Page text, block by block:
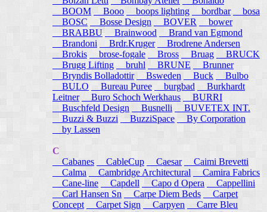
BOOM
Booo boops lighting bordbar
bosa
BOSC
Bosse Design BOVER
bower
BRABBU
Brainwood
Brand van Egmond
Brandoni
Brdr.Kruger
Brodrene Andersen
Brokis
brose-fogale Bross Bruag
BRUCK
Brugg Lifting
bruhl BRUNE
Brunner
Bryndis Bolladottir
Bsweden Buck
Bulbo
BULO
Bureau Puree burgbad
Burkhardt
Leitner
Buro Schoch Werkhaus
BURRI
Buschfeld Design
Busnelli
BUVETEX INT.
Buzzi & Buzzi
BuzziSpace By Corporation
by Lassen
C
Cabanes
CableCup Caesar
Caimi Brevetti
Calma
Cambridge Architectural
Camira Fabrics
Cane-line
Capdell Capo d Opera
Cappellini
Carl Hansen Sn
Carpe Diem Beds
Carpet
Concept
Carpet Sign Carpyen
Carre Bleu